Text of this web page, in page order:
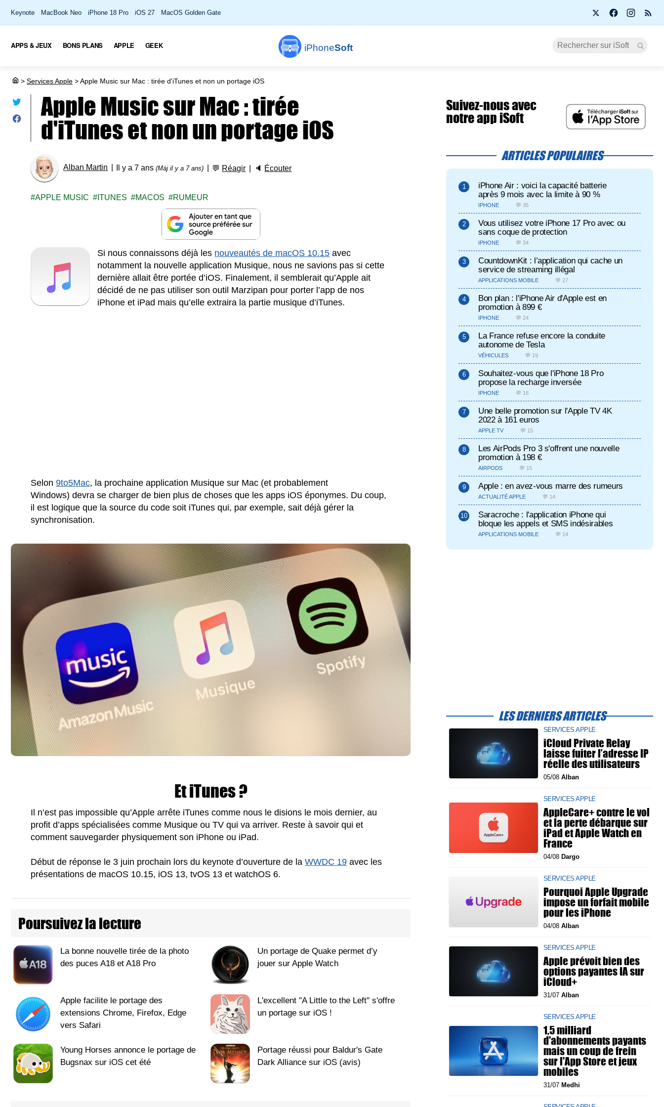
Keynote MacBook Neo iPhone 18 Pro iOS 27 MacOS Golden Gate
iPhoneSoft
APPS & JEUX BONS PLANS APPLE GEEK
> Services Apple >Apple Music sur Mac : tirée d'iTunes et non un portage iOS
Apple Music sur Mac : tirée
d'iTunes et non un portage iOS
Alban Martin Il y a 7 ans(Màj il y a 7 ans) 💬 Réagir 🔈 Écouter
APPLE MUSIC ITUNES MACOS RUMEUR
Si nous connaissons déjà les nouveautés de macOS 10.15 avec
notamment la nouvelle application Musique, nous ne savions pas si cette
dernière allait être portée d’iOS. Finalement, il semblerait qu’Apple ait
décidé de ne pas utiliser son outil Marzipan pour porter l’app de nos
iPhone et iPad mais qu’elle extraira la partie musique d’iTunes.
Selon9to5Mac, la prochaine application Musique sur Mac (et probablement
Windows) devra se charger de bien plus de choses que les apps iOS éponymes. Du coup,
il est logique que la source du code soit iTunes qui, par exemple, sait déjà gérer la
synchronisation.
Et iTunes ?
Il n’est pas impossible qu’Apple arrête iTunes comme nous le disions le mois dernier, au
profit d’apps spécialisées comme Musique ou TV qui va arriver. Reste à savoir qui et
comment sauvegarder physiquement son iPhone ou iPad.
Début de réponse le 3 juin prochain lors du keynote d’ouverture de laWWDC 19 avec les
présentations de macOS 10.15, iOS 13, tvOS 13 et watchOS 6.
Poursuivez la lecture
La bonne nouvelle tirée de la photo
des puces A18 et A18 Pro
Un portage de Quake permet d’y
jouer sur Apple Watch
Apple facilite le portage des
extensions Chrome, Firefox, Edge
vers Safari
L'excellent "A Little to the Left" s'offre
un portage sur iOS !
Young Horses annonce le portage de
Bugsnax sur iOS cet été
Portage réussi pour Baldur's Gate
Dark Alliance sur iOS (avis)
Suivez-nous avec
notre app iSoft
ARTICLES POPULAIRES
iPhone Air : voici la capacité batterie
après 9 mois avec la limite à 90 %
IPHONE 💬 35
Vous utilisez votre iPhone 17 Pro avec ou
sans coque de protection
IPHONE 💬 34
CountdownKit : l’application qui cache un
service de streaming illégal
APPLICATIONS MOBILE 💬 27
Bon plan : l'iPhone Air d'Apple est en
promotion à 899 €
IPHONE 💬 24
La France refuse encore la conduite
autonome de Tesla
VÉHICULES 💬 19
Souhaitez-vous que l'iPhone 18 Pro
propose la recharge inversée
IPHONE 💬 16
Une belle promotion sur l'Apple TV 4K
2022 à 161 euros
APPLE TV 💬 15
Les AirPods Pro 3 s'offrent une nouvelle
promotion à 198 €
AIRPODS 💬 15
Apple : en avez-vous marre des rumeurs
ACTUALITÉ APPLE 💬 14
Saracroche : l'application iPhone qui
bloque les appels et SMS indésirables
APPLICATIONS MOBILE 💬 14
LES DERNIERS ARTICLES
SERVICES APPLE
iCloud Private Relay
laisse fuiter l’adresse IP
réelle des utilisateurs
05/08 Alban
SERVICES APPLE
AppleCare+ contre le vol
et la perte débarque sur
iPad et Apple Watch en
France
04/08 Dargo
SERVICES APPLE
Pourquoi Apple Upgrade
impose un forfait mobile
pour les iPhone
04/08 Alban
SERVICES APPLE
Apple prévoit bien des
options payantes IA sur
iCloud+
31/07 Alban
SERVICES APPLE
1,5 milliard
d'abonnements payants
mais un coup de frein
sur l'App Store et jeux
mobiles
31/07 Medhi